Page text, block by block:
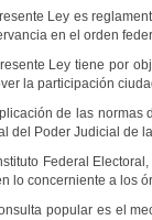
Ley es
en el orden
Ley tiene por
la participación
de las normas
del Poder Judicial de
Federal
lo concerniente a los
popular es el